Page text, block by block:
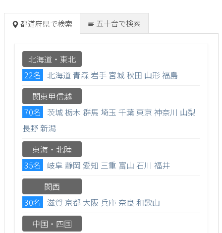
都道府県で検索 五十音で検索
北海道・東北
22名 北海道 青森岩手 宮城 秋田 山形福島
関東甲信越
70名
茨城栃木 群馬 埼玉 千葉 東京 神奈川 山梨
長野新潟
東海・北陸
35名
岐阜 静岡 愛知 三重 富山 石川 福井
関西
30名 滋賀 京都 大阪 兵庫 奈良 和歌山
中国・四国